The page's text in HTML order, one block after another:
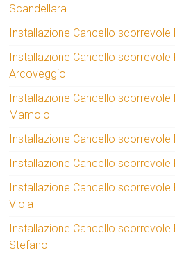
Scandellara
Installazione Cancello scorrevole
Installazione Cancello scorrevole
Arcoveggio
Installazione Cancello scorrevole
Mamolo
Installazione Cancello scorrevole
Installazione Cancello scorrevole
Installazione Cancello scorrevole
Viola
Installazione Cancello scorrevole
Stefano